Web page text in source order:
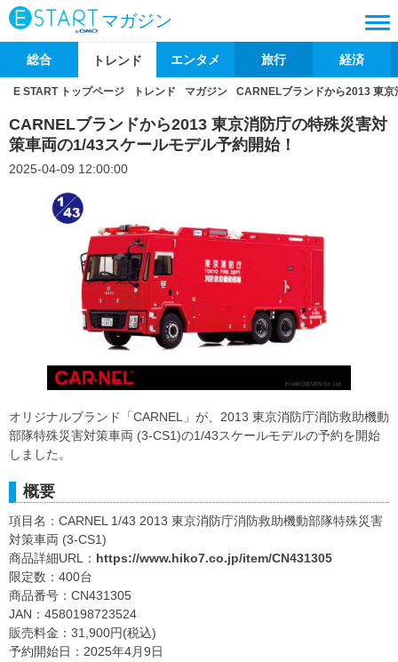
マガジン
総合 トレンド エンタメ 旅行 経済
E START トップページ トレンド マガジン CARNELブランドから2013 東
CARNELブランドから2013 東京消防庁の特殊災害対
策車両の1/43スケールモデル予約開始！
2025-04-09 12:00:00
オリジナルブランド「CARNEL」が、2013 東京消防庁消防救助機動
部隊特殊災害対策車両 (3-CS1)の1/43スケールモデルの予約を開始
しました。
概要
項目名：CARNEL 1/43 2013 東京消防庁消防救助機動部隊特殊災害
対策車両 (3-CS1)
商品詳細URL： https://www.hiko7.co.jp/item/CN431305
限定数：400台
商品番号：CN431305
JAN：4580198723524
販売料金：31,900円(税込)
予約開始日：2025年4月9日